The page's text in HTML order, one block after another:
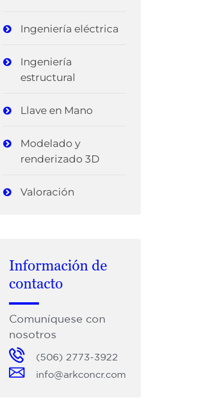
Ingeniería eléctrica
Ingeniería
estructural
Llave en Mano
Modelado y
renderizado 3D
Valoración
Información de
contacto
Comuníquese con
nosotros
(506) 2773-3922
info@arkconcr.com